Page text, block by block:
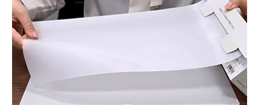
経営リーダーのコミュニティ
マーケ×ITの今がよく分かる
企業向けIT製品の総合サイト